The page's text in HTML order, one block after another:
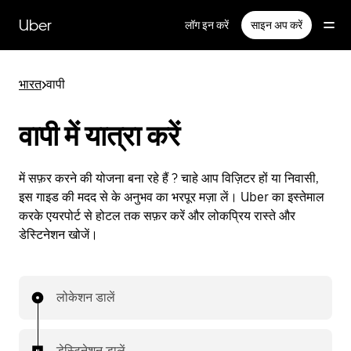
सामग्री
पर
Uber लॉग इन करें साइन अप करें
भारत>वापी
वापी में यात्रा करें
में सफ़र करने की योजना बना रहे हैं ? चाहे आप विज़िटर हों या निवासी,
इस गाइड की मदद से के अनुभव का भरपूर मज़ा लें। Uber का इस्तेमाल
करके एयरपोर्ट से होटल तक सफ़र करें और लोकप्रिय रास्ते और
डेस्टिनेशन खोजें।
लोकेशन डालें